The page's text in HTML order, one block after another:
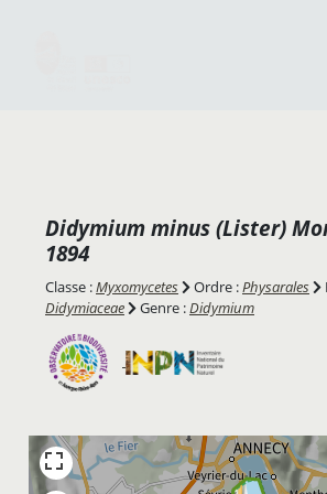
Didymium minus(Lister)
1894
Classe :Myxomycetes Ordre :Physarales
Didymiaceae
Genre :Didymium